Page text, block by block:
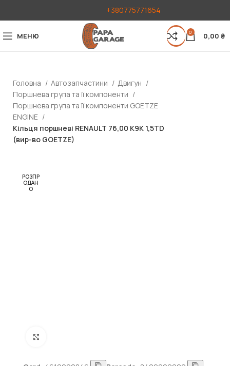
+380775771654
МЕНЮ 0 0,00 ₴
Головна Автозапчастини
Двигун
Поршнева група та її компоненти
Поршнева група та її компоненти GOETZE
ENGINE
Кільця поршневі RENAULT 76,00 K9K 1,5TD
(вир-во GOETZE)
РОЗПР
ОДАН
О